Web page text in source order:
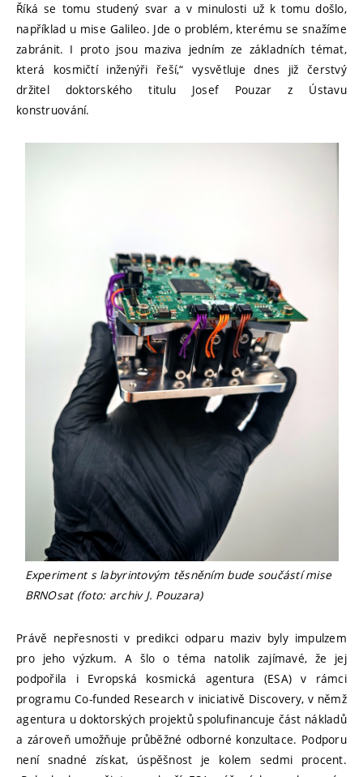
Říká se tomu studený svar a v minulosti už k tomu došlo,
například u mise Galileo. Jde o problém, kterému se snažíme
zabránit. I proto jsou maziva jedním ze základních témat,
která kosmičtí inženýři řeší,“ vysvětluje dnes již čerstvý
držitel doktorského titulu Josef Pouzar z Ústavu
konstruování.
Experiment s labyrintovým těsněním bude součástí mise
BRNOsat (foto: archiv J. Pouzara)
Právě nepřesnosti v predikci odparu maziv byly impulzem
pro jeho výzkum. A šlo o téma natolik zajímavé, že jej
podpořila i Evropská kosmická agentura (ESA) v rámci
programu Co-funded Research v iniciativě Discovery, v němž
agentura u doktorských projektů spolufinancuje část nákladů
a zároveň umožňuje průběžné odborné konzultace. Podporu
není snadné získat, úspěšnost je kolem sedmi procent.